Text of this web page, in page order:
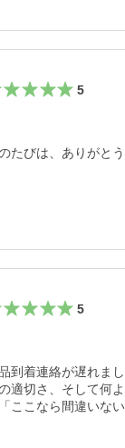
5
たびは、ありがと
5
到着連絡が遅れま
適切さ、そして何
ここなら間違いな